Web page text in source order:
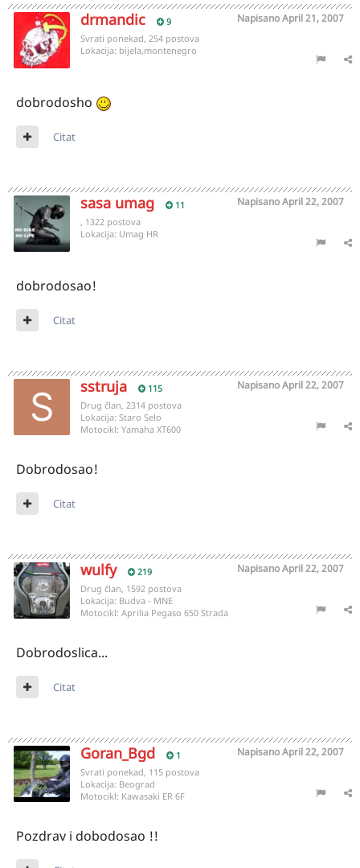
drmandic 9 NapisanoApril 21, 2007
Svrati ponekad, 254 postova
Lokacija: bijela,montenegro
dobrodosho
Citat
sasa umag 11 NapisanoApril 22, 2007
, 1322 postova
Lokacija: Umag HR
dobrodosao!
Citat
sstruja 115 NapisanoApril 22, 2007
Drug član, 2314 postova
Lokacija: Staro Selo
Motocikl: Yamaha XT600
Dobrodosao!
Citat
wulfy 219 NapisanoApril 22, 2007
Drug član, 1592 postova
Lokacija: Budva - MNE
Motocikl: Aprilia Pegaso 650 Strada
Dobrodoslica...
Citat
Goran_Bgd 1 NapisanoApril 22, 2007
Svrati ponekad, 115 postova
Lokacija: Beograd
Motocikl: Kawasaki ER 6F
Pozdrav i dobodosao !!